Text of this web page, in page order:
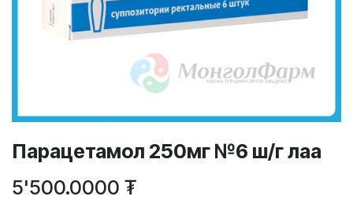
Парацетамол 250мг №6 ш/г лаа
5'500.0000 ₮